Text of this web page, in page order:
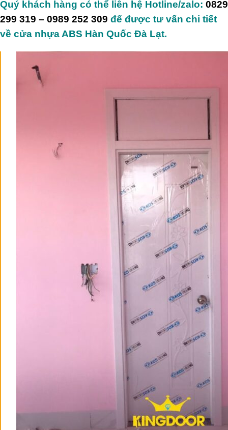
Quý khách hàng có thể liên hệ Hotline/zalo: 0829
299 319 – 0989 252 309 để được tư vấn chi tiết
về cửa nhựa ABS Hàn Quốc Đà Lạt.